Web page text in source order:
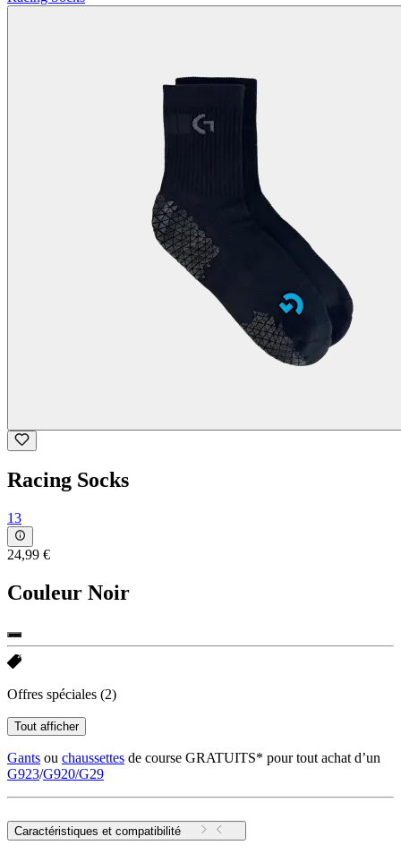
Racing Socks
13
24,99 €
Couleur Noir
Offres spéciales (2)
Tout afficher
Gants ou chaussettes de course GRATUITS* pour tout achat d’un
G923/G920/G29
Caractéristiques et compatibilité